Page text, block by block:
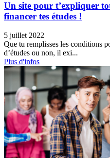
Un site pour t’expliquer
financer tes études !
5 juillet 2022
Que tu remplisses les conditions
d’études ou non, il exi...
Plus d'infos